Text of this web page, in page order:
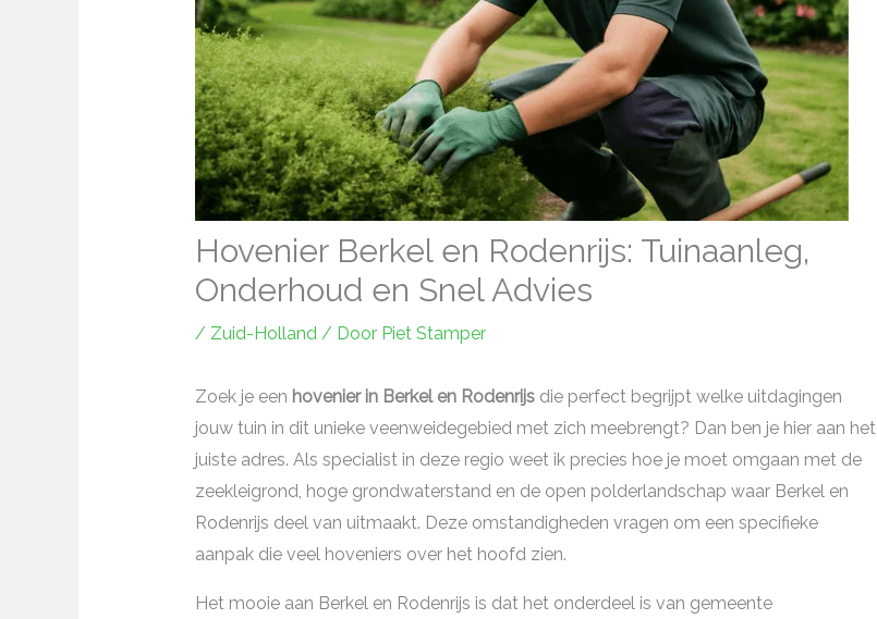
Hovenier Berkel en Rodenrijs: Tuinaanleg,
Onderhoud en Snel Advies
/ Zuid-Holland/ Door Piet Stamper
Zoek je een hovenier in Berkel en Rodenrijsdie perfect begrijpt welke uitdagingen
jouw tuin in dit unieke veenweidegebied met zich meebrengt? Dan ben je hier aan het
juiste adres. Als specialist in deze regio weet ik precies hoe je moet omgaan met de
zeekleigrond, hoge grondwaterstand en de open polderlandschap waar Berkel en
Rodenrijs deel van uitmaakt. Deze omstandigheden vragen om een specifieke
aanpak die veel hoveniers over het hoofd zien.
Het mooie aan Berkel en Rodenrijs is dat het onderdeel is van gemeente